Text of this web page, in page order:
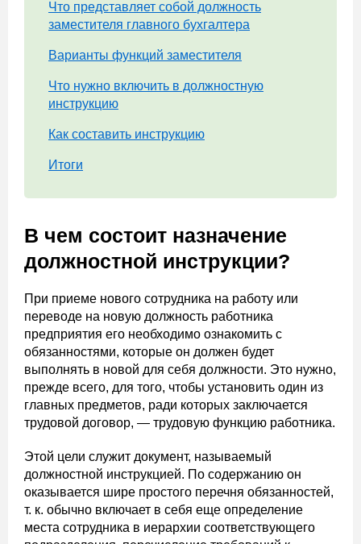
Что представляет собой должность
заместителя главного бухгалтера
Варианты функций заместителя
Что нужно включить в должностную
инструкцию
Как составить инструкцию
Итоги
В чем состоит назначение
должностной инструкции?
При приеме нового сотрудника на работу или
переводе на новую должность работника
предприятия его необходимо ознакомить с
обязанностями, которые он должен будет
выполнять в новой для себя должности. Это нужно,
прежде всего, для того, чтобы установить один из
главных предметов, ради которых заключается
трудовой договор, — трудовую функцию работника.
Этой цели служит документ, называемый
должностной инструкцией. По содержанию он
оказывается шире простого перечня обязанностей,
т. к. обычно включает в себя еще определение
места сотрудника в иерархии соответствующего